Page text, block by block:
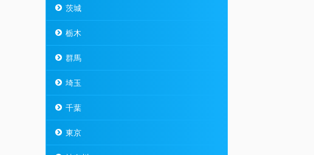
茨城
栃木
群馬
埼玉
千葉
東京